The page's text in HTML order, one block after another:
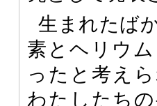
生まれたば
素とヘリウ
ったと考え
わたしたち